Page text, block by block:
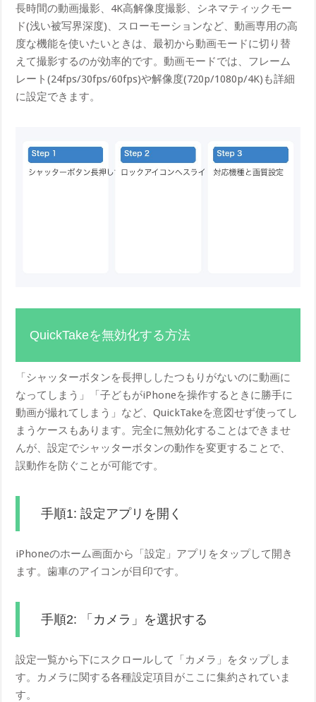
長時間の動画撮影、4K高解像度撮影、シネマティックモー
ド(浅い被写界深度)、スローモーションなど、動画専用の高
度な機能を使いたいときは、最初から動画モードに切り替
えて撮影するのが効率的です。動画モードでは、フレーム
レート(24fps/30fps/60fps)や解像度(720p/1080p/4K)も詳細
に設定できます。
QuickTakeを無効化する方法
「シャッターボタンを長押ししたつもりがないのに動画に
なってしまう」「子どもがiPhoneを操作するときに勝手に
動画が撮れてしまう」など、QuickTakeを意図せず使ってし
まうケースもあります。完全に無効化することはできませ
んが、設定でシャッターボタンの動作を変更することで、
誤動作を防ぐことが可能です。
手順1: 設定アプリを開く
iPhoneのホーム画面から「設定」アプリをタップして開き
ます。歯車のアイコンが目印です。
手順2: 「カメラ」を選択する
設定一覧から下にスクロールして「カメラ」をタップしま
す。カメラに関する各種設定項目がここに集約されていま
す。